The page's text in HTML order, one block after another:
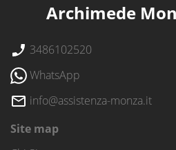
Archimede
3486102520
WhatsApp
info@assistenza-monza.it
Site map